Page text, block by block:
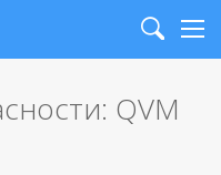
Search
QVM